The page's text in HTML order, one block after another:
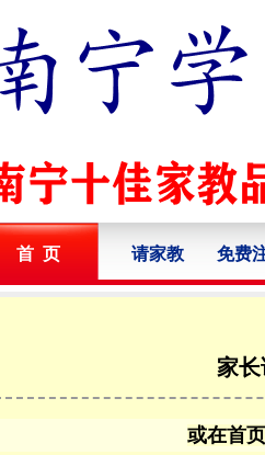
首 页 请家教 免费
家
或在首